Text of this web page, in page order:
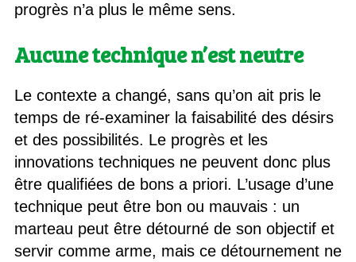
progrès n’a plus le même sens.
Aucune technique n’est neutre
Le contexte a changé, sans qu’on ait pris le
temps de ré-examiner la faisabilité des désirs
et des possibilités. Le progrès et les
innovations techniques ne peuvent donc plus
être qualifiées de bons a priori. L’usage d’une
technique peut être bon ou mauvais : un
marteau peut être détourné de son objectif et
servir comme arme, mais ce détournement ne